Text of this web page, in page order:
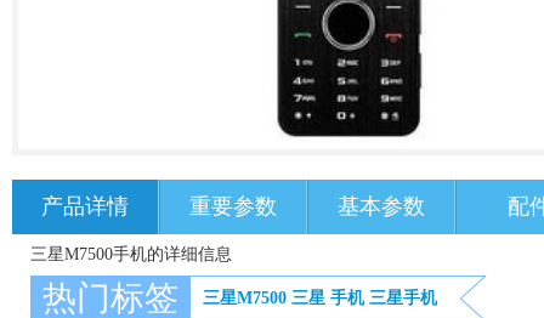
产品详情 重要参数 基本参数 配
三星M7500手机的详细信息
热门标签 三星M7500 三星 手机 三星手机